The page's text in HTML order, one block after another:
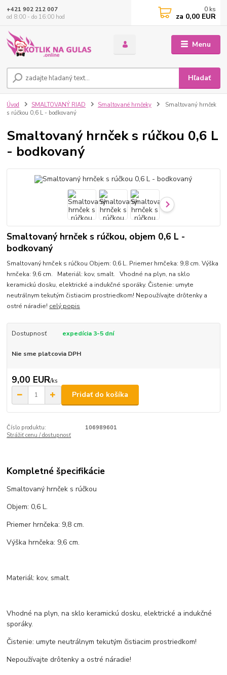
Menu
Hľadať
+421 902 212 007
od 8:00 - do 16:00 hod
0 ks
za 0,00 EUR
Úvod SMALTOVANÝ RIAD Smaltované hrnčeky
Smaltovaný hrnček
s rúčkou 0,6 L - bodkovaný
Smaltovaný hrnček s rúčkou 0,6 L
- bodkovaný
Smaltovaný hrnček s rúčkou, objem 0,6 L -
bodkovaný
Smaltovaný hrnček s rúčkou Objem: 0,6 L. Priemer hrnčeka: 9,8 cm. Výška
hrnčeka: 9,6 cm. Materiál: kov, smalt. Vhodné na plyn, na sklo
keramickú dosku, elektrické a indukčné sporáky. Čistenie: umyte
neutrálnym tekutým čistiacim prostriedkom! Nepoužívajte drôtenky a
ostré náradie! celý popis
Dostupnosť expedícia 3-5 dní
Nie sme platcovia DPH
9,00 EUR/ks
Pridať do košíka
Číslo produktu:
106989601
Strážiť cenu / dostupnosť
Kompletné špecifikácie
Smaltovaný hrnček s rúčkou
Objem: 0,6 L.
Priemer hrnčeka: 9,8 cm.
Výška hrnčeka: 9,6 cm.
Materiál: kov, smalt.
Vhodné na plyn, na sklo keramickú dosku, elektrické a indukčné
sporáky.
Čistenie: umyte neutrálnym tekutým čistiacim prostriedkom!
Nepoužívajte drôtenky a ostré náradie!